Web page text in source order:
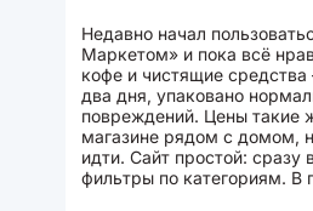
Недавно начал
Маркетом» и пока всё
кофе и чистящие
два дня, упаковано
повреждений. Цены такие
магазине рядом с домом,
идти. Сайт простой: сразу
фильтры по категориям. В